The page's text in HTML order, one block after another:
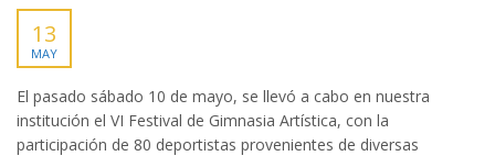
13
MAY
El pasado sábado 10 de mayo, se llevó a cabo en nuestra
institución el VI Festival de Gimnasia Artística, con la
participación de 80 deportistas provenientes de diversas